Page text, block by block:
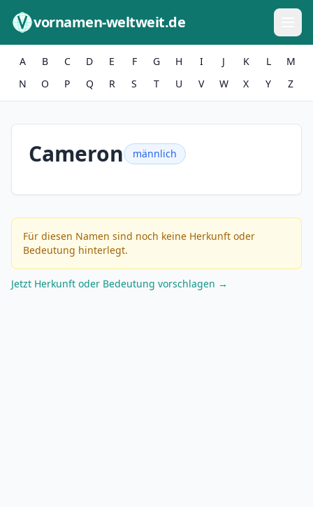
vornamen-weltweit.de
A B C D E F G H I J K L
M
N
O P Q R S T U V W X Y Z
Cameron männlich
Für diesen Namen sind noch keine Herkunft oder
Bedeutung hinterlegt.
Jetzt Herkunft oder Bedeutung vorschlagen →